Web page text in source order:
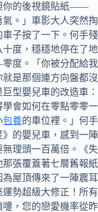
你的後視鏡貼紙——
氣。」車影大人突然掏
子按了一下。何手殘
度，穩穩地停在了地
度。「你被分配給我
是那個連方向盤都沒
型嬰兒車的改造車：
學會如何在零點零零一
包養的車位裡。」何手
的嬰兒車，感到一陣
理頭一百萬倍。《失
張覆蓋著七層舊報紙
屋頂傳來了一陣震耳
勢超級大修正！所有
，您的戀愛機率從昨